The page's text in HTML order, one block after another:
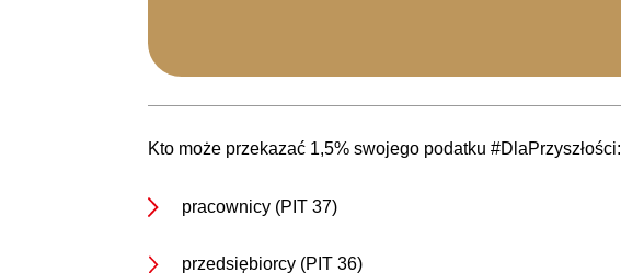
Kto może przekazać 1,5% swojego podatku #DlaPrzyszłości:
pracownicy (PIT 37)
przedsiębiorcy (PIT 36)